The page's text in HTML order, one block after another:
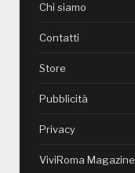
Chi siamo
Contatti
Store
Pubblicità
Privacy
ViviRoma Magazine